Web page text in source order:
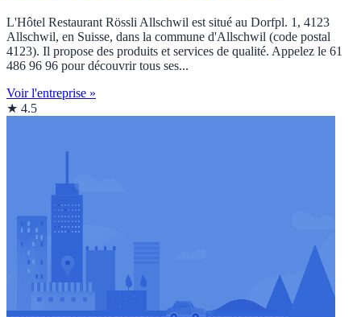
L'Hôtel Restaurant Rössli Allschwil est situé au Dorfpl. 1, 4123
Allschwil, en Suisse, dans la commune d'Allschwil (code postal
4123). Il propose des produits et services de qualité. Appelez le 61
486 96 96 pour découvrir tous ses...
Voir l'entreprise »
★ 4.5